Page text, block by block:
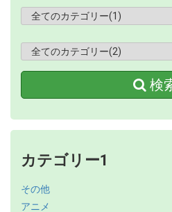
検
カテゴリー1
その他
アニメ